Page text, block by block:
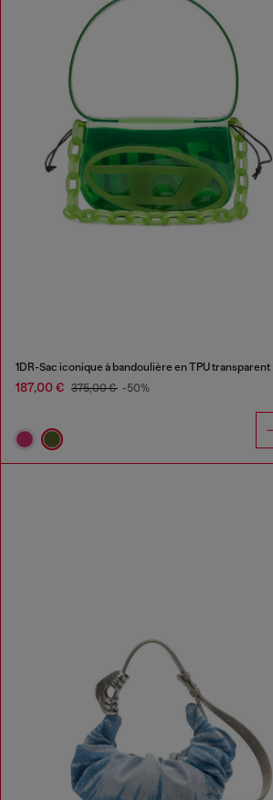
1DR-Sac iconique à bandoulière en TPU transparent
187,00 € 375,00 € -50%